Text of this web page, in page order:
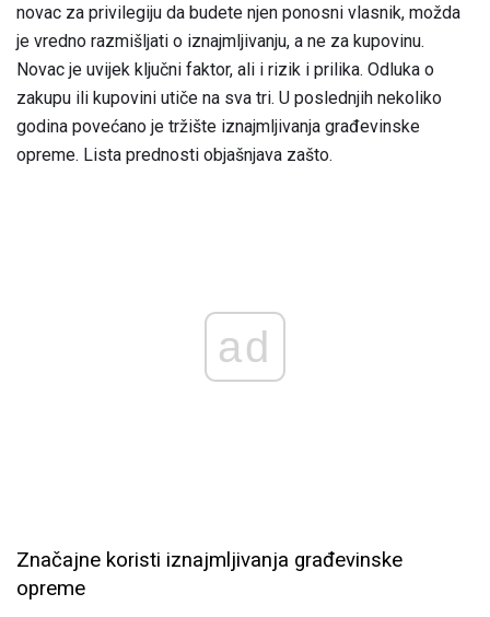
novac za privilegiju da budete njen ponosni vlasnik, možda
je vredno razmišljati o iznajmljivanju, a ne za kupovinu.
Novac je uvijek ključni faktor, ali i rizik i prilika. Odluka o
zakupu ili kupovini utiče na sva tri. U poslednjih nekoliko
godina povećano je tržište iznajmljivanja građevinske
opreme. Lista prednosti objašnjava zašto.
ad
Značajne koristi iznajmljivanja građevinske
opreme